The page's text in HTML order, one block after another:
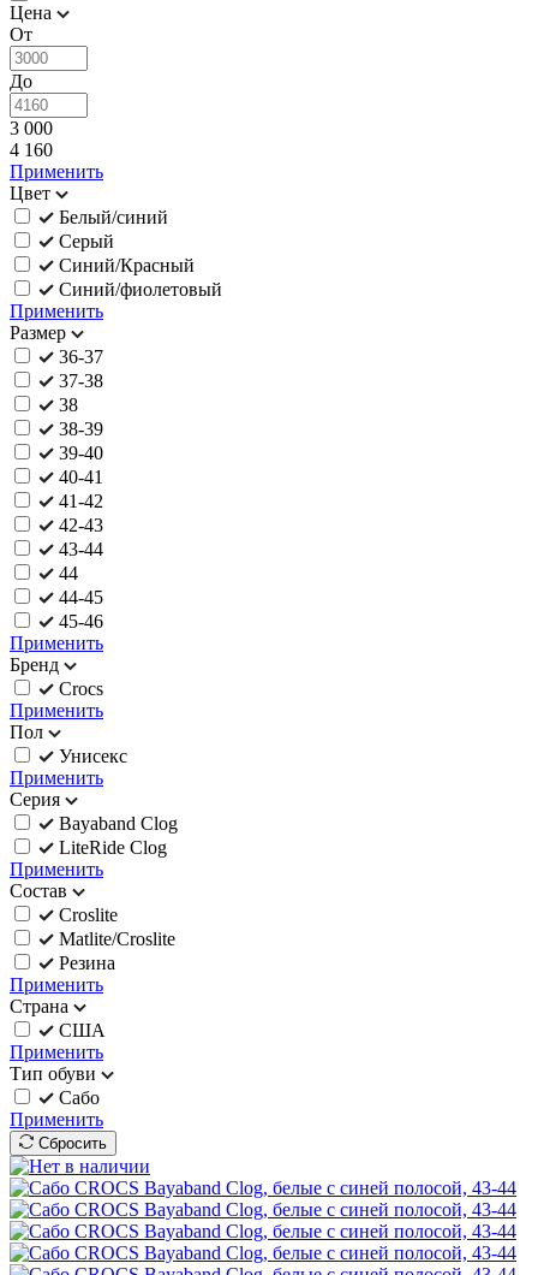
Цена
От
До
3 000
4 160
Применить
Цвет
Белый/синий
Серый
Синий/Красный
Синий/фиолетовый
Применить
Размер
36-37
37-38
38
38-39
39-40
40-41
41-42
42-43
43-44
44
44-45
45-46
Применить
Бренд
Crocs
Применить
Пол
Унисекс
Применить
Серия
Bayaband Clog
LiteRide Clog
Применить
Состав
Croslite
Matlite/Croslite
Резина
Применить
Страна
США
Применить
Тип обуви
Сабо
Применить
Сбросить